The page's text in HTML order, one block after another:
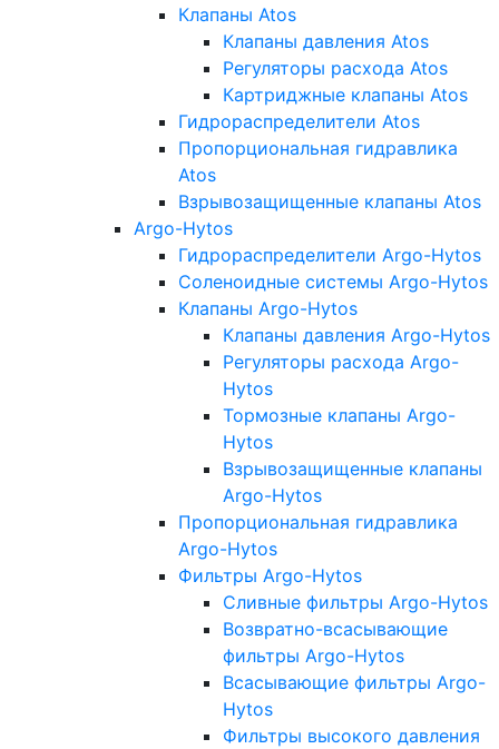
Клапаны Atos
Клапаны давления Atos
Регуляторы расхода Atos
Картриджные клапаны Atos
Гидрораспределители Atos
Пропорциональная гидравлика
Atos
Взрывозащищенные клапаны Atos
Argo-Hytos
Гидрораспределители Argo-Hytos
Соленоидные системы Argo-Hytos
Клапаны Argo-Hytos
Клапаны давления Argo-Hytos
Регуляторы расхода Argo-
Hytos
Тормозные клапаны Argo-
Hytos
Взрывозащищенные клапаны
Argo-Hytos
Пропорциональная гидравлика
Argo-Hytos
Фильтры Argo-Hytos
Сливные фильтры Argo-Hytos
Возвратно-всасывающие
фильтры Argo-Hytos
Всасывающие фильтры Argo-
Hytos
Фильтры высокого давления